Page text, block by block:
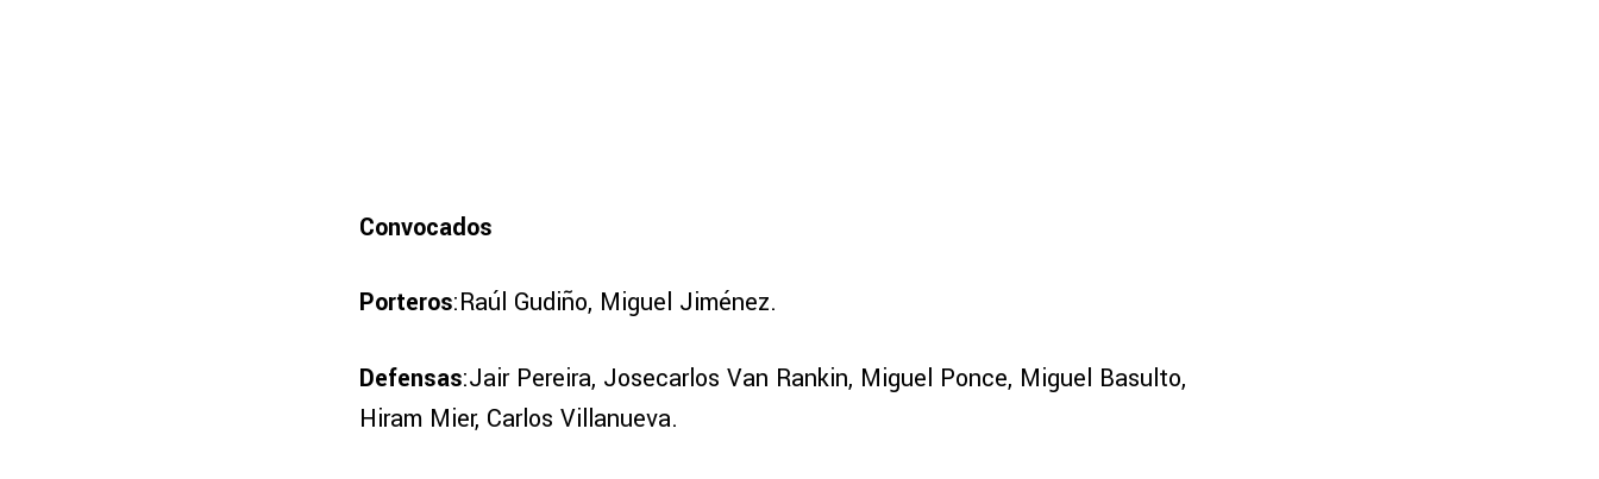
Convocados
Porteros:Raúl Gudiño, Miguel Jiménez.
Defensas:Jair Pereira, Josecarlos Van Rankin, Miguel Ponce, Miguel Basulto,
Hiram Mier, Carlos Villanueva.